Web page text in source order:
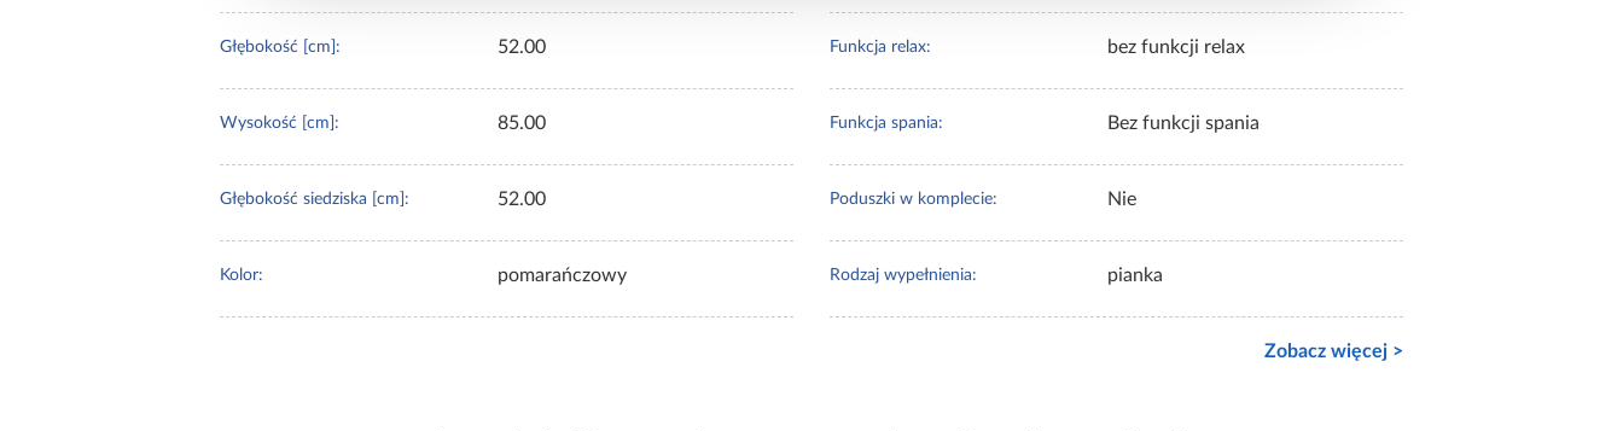
Głębokość [cm]: 52.00
Wysokość [cm]: 85.00
Głębokość siedziska [cm]: 52.00
Kolor: pomarańczowy
Funkcja relax: bez funkcji relax
Funkcja spania: Bez funkcji spania
Poduszki w komplecie: Nie
Rodzaj wypełnienia: pianka
Zobacz więcej >